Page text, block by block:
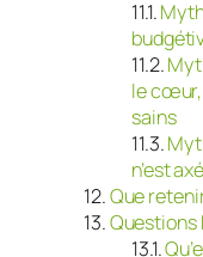
le cœur,
sains
n’est
Que
Questions